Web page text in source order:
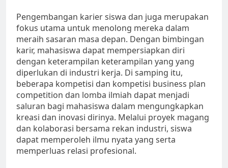
Pengembangan karier siswa dan juga merupakan
fokus utama untuk menolong mereka dalam
meraih sasaran masa depan. Dengan bimbingan
karir, mahasiswa dapat mempersiapkan diri
dengan keterampilan keterampilan yang yang
diperlukan di industri kerja. Di samping itu,
beberapa kompetisi dan kompetisi business plan
competition dan lomba ilmiah dapat menjadi
saluran bagi mahasiswa dalam mengungkapkan
kreasi dan inovasi dirinya. Melalui proyek magang
dan kolaborasi bersama rekan industri, siswa
dapat memperoleh ilmu nyata yang serta
memperluas relasi profesional.